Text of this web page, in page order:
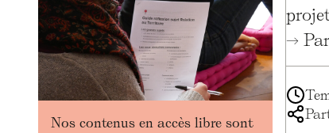
Nos contenus en accès libre sont
→